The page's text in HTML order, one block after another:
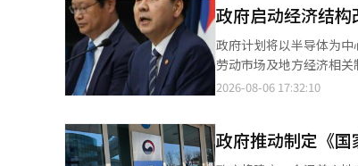
划相关人士表示：“作为
价值共同增长的共生经营。” 此外，SK生态计划在今年第一季度的销售额达到了4兆8997亿
90%。营业利润为9314
的231亿9000万美元、3月的
在上月上涨率为2.8%，
价上涨的减缓产生了影响。 然而，政府仍将中东战争和高油价带来的民生负担视为风险因素。具副总理
战争的不确定性依然存
及高温天气等物价上行风险
及AX、GX、供应链重组
入、资产的两极分化结构可能会加剧。” 他表示：“政府将全力以
政府启动经济结
政府计划将以半导体为中
劳动市场及地方经济相关
府于6日在首尔政府大厦
结构创新将重点放在钢铁
定各行业的高附加值和环保转型方案。 在钢铁领域，政府将推动AI制造流
2026-08-06 17:32:10
政府推动制定《